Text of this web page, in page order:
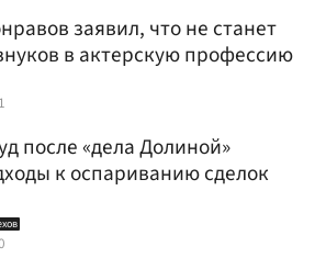
заявил, что не станет
в актерскую профессию
после «дела Долиной»
к оспариванию сделок